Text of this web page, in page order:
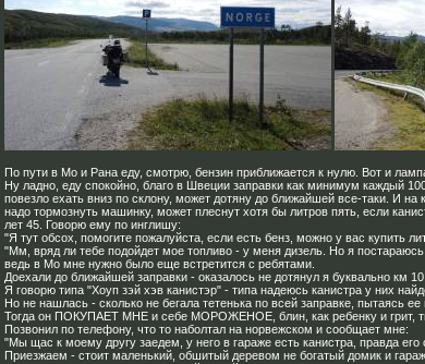
По пути в Мо и Рана еду, смотрю, бензин приближается к нулю. Вот и
Ну ладно, еду спокойно, благо в Швеции заправки как минимум каждый
повезло ехать вниз по склону, может дотяну до ближайшей все-таки. И
надо тормознуть машинку, может плеснут хотя бы литров пять, если
лет 45. Говорю ему по инглишу:
"Я тут обсох, помогите пожалуйста, если есть бенз, можно у вас купить
"Мм, вряд ли тебе подойдет мое топливо - у меня дизель. Но я
ведь в Мо мне нужно было еще встретится с ребятами.
Доехали до ближайшей заправки - оказалось не дотянул я буквально км
Я говорю типа "Хоуп зэй хэв канистэр" - типа надеюсь канистра у них
Но не нашлась - сколько не бегала тетенька по всей заправке, пытаясь ее
Тогда он ПОКУПАЕТ МНЕ и себе МОРОЖЕНОЕ, блин, как ребенку и грит,
Позвонил по телефону, что то наболтал на норвежском и сообщает мне:
"Мы щас к моему другу заедем, у него в гараже есть канистра, правда его
Приезжаем - стоит маленький, обшитый деревом не богатый домик и